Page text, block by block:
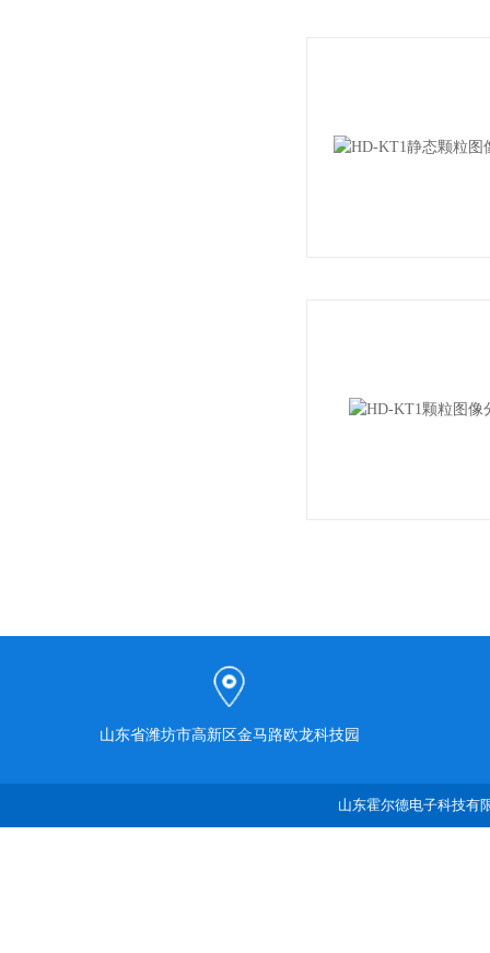
山东省潍坊市高新区金马路欧龙科技园
山东霍尔德电子科技有